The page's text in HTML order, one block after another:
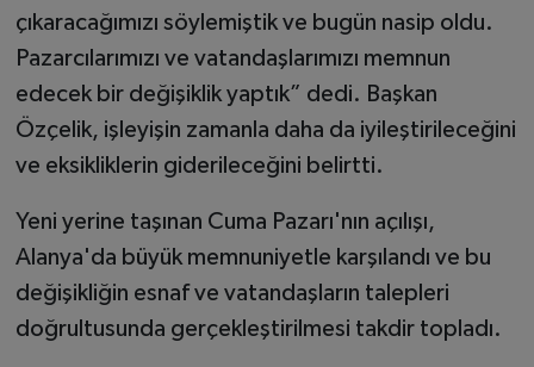
çıkaracağımızı söylemiştik ve bugün nasip oldu.
Pazarcılarımızı ve vatandaşlarımızı memnun
edecek bir değişiklik yaptık” dedi. Başkan
Özçelik, işleyişin zamanla daha da iyileştirileceğini
ve eksikliklerin giderileceğini belirtti.
Yeni yerine taşınan Cuma Pazarı'nın açılışı,
Alanya'da büyük memnuniyetle karşılandı ve bu
değişikliğin esnaf ve vatandaşların talepleri
doğrultusunda gerçekleştirilmesi takdir topladı.